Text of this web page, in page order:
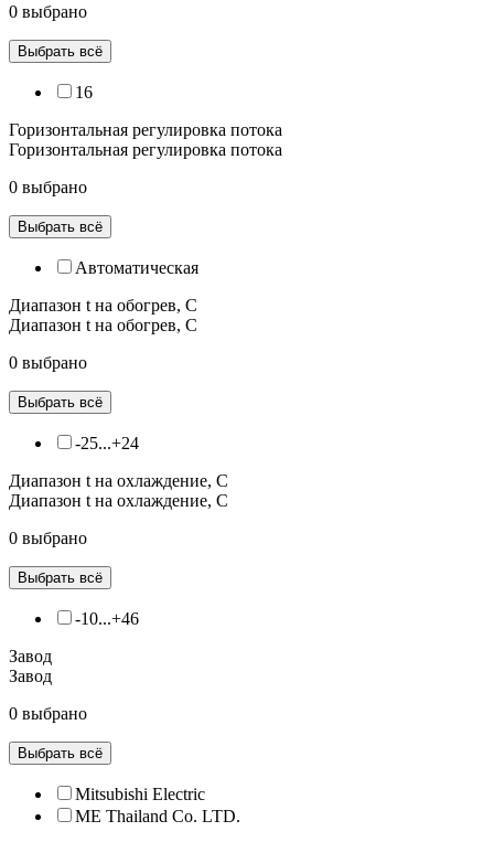
0 выбрано
Выбрать всё
16
Горизонтальная регулировка потока
Горизонтальная регулировка потока
0 выбрано
Выбрать всё
Автоматическая
Диапазон t на обогрев, С
Диапазон t на обогрев, С
0 выбрано
Выбрать всё
-25...+24
Диапазон t на охлаждение, С
Диапазон t на охлаждение, С
0 выбрано
Выбрать всё
-10...+46
Завод
Завод
0 выбрано
Выбрать всё
Mitsubishi Electric
ME Thailand Co. LTD.